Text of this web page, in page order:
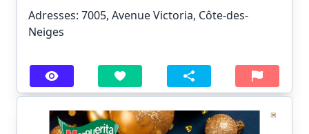
Adresses: 7005, Avenue Victoria, Côte-des-
Neiges